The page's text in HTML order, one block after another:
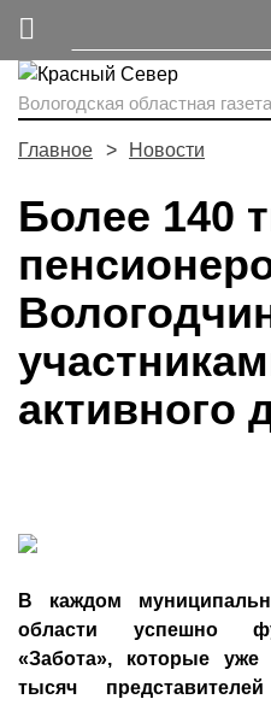
Вологодская областная
Главное Новости
Более 140
активного
В каждом
области успешно
«Забота», которые
тысяч